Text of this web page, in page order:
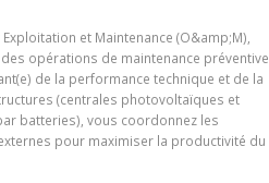
et Maintenance (O&amp;M),
opérations de maintenance préventive
de la performance technique et de la
(centrales photovoltaïques et
batteries), vous coordonnez les
pour maximiser la productivité du